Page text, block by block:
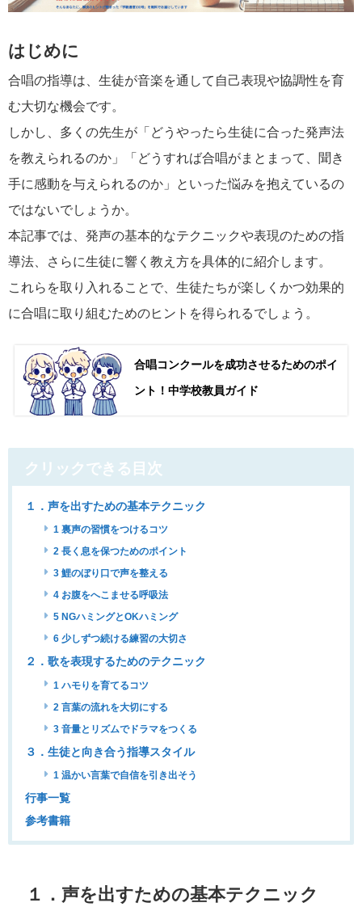
はじめに
合唱の指導は、生徒が音楽を通して自己表現や協調性を育
む大切な機会です。
しかし、多くの先生が「どうやったら生徒に合った発声法
を教えられるのか」「どうすれば合唱がまとまって、聞き
手に感動を与えられるのか」といった悩みを抱えているの
ではないでしょうか。
本記事では、発声の基本的なテクニックや表現のための指
導法、さらに生徒に響く教え方を具体的に紹介します。
これらを取り入れることで、生徒たちが楽しくかつ効果的
に合唱に取り組むためのヒントを得られるでしょう。
合唱コンクールを成功させるためのポイ
ント！中学校教員ガイド
クリックできる目次
１．声を出すための基本テクニック
1 裏声の習慣をつけるコツ
2 長く息を保つためのポイント
3 鯉のぼり口で声を整える
4 お腹をへこませる呼吸法
5 NGハミングとOKハミング
6 少しずつ続ける練習の大切さ
２．歌を表現するためのテクニック
1 ハモりを育てるコツ
2 言葉の流れを大切にする
3 音量とリズムでドラマをつくる
３．生徒と向き合う指導スタイル
1 温かい言葉で自信を引き出そう
行事一覧
参考書籍
１．声を出すための基本テクニック